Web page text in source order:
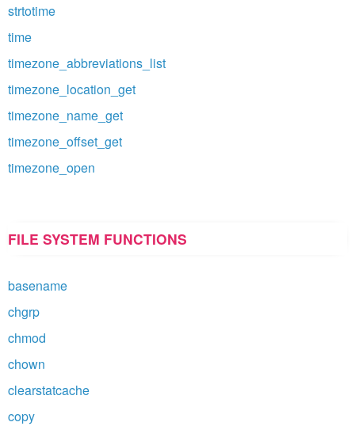
strtotime
time
timezone_abbreviations_list
timezone_location_get
timezone_name_get
timezone_offset_get
timezone_open
FILE SYSTEM FUNCTIONS
basename
chgrp
chmod
chown
clearstatcache
copy